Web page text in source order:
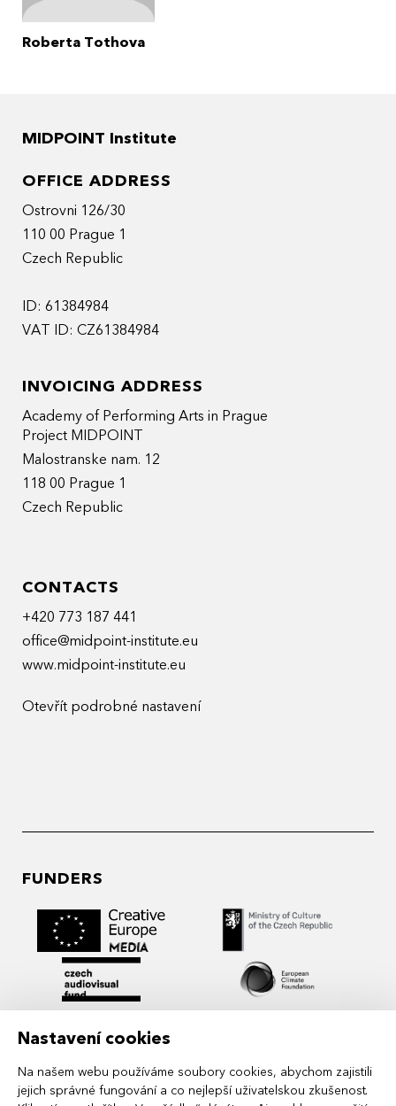
Nastavení cookies
Na našem webu používáme soubory cookies, abychom zajistili
jejich správné fungování a co nejlepší uživatelskou zkušenost.
Roberta Tothova
MIDPOINT Institute
OFFICE ADDRESS
Ostrovni 126/30
110 00 Prague 1
Czech Republic
ID: 61384984
VAT ID: CZ61384984
INVOICING ADDRESS
Academy of Performing Arts in Prague
Project MIDPOINT
Malostranske nam. 12
118 00 Prague 1
Czech Republic
CONTACTS
+420 773 187 441
office@midpoint-institute.eu
www.midpoint-institute.eu
Otevřít podrobné nastavení
FUNDERS